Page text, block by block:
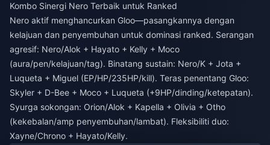
Kombo Sinergi Nero Terbaik untuk Ranked
Nero aktif menghancurkan Gloo—pasangkannya dengan
kelajuan dan penyembuhan untuk dominasi ranked. Serangan
agresif: Nero/Alok + Hayato + Kelly + Moco
(aura/pen/kelajuan/tag). Binatang sustain: Nero/K + Jota +
Luqueta + Miguel (EP/HP/235HP/kill). Teras penentang Gloo:
Skyler + D-Bee + Moco + Luqueta (+9HP/dinding/ketepatan).
Syurga sokongan: Orion/Alok + Kapella + Olivia + Otho
(kekebalan/amp penyembuhan/lambat). Fleksibiliti duo:
Xayne/Chrono + Hayato/Kelly.